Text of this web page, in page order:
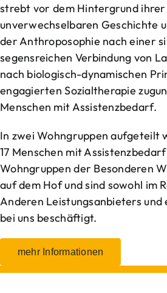
strebt vor dem Hintergrund ihrer
unverwechselbaren Geschichte
der Anthroposophie nach einer
segensreichen Verbindung von
nach biologisch-dynamischen
engagierten Sozialtherapie
Menschen mit Assistenzbedarf.
In zwei Wohngruppen aufgeteilt
17 Menschen mit
Wohngruppen der Besonderen
auf dem Hof und sind sowohl im
Anderen Leistungsanbieters und
bei uns beschäftigt.
mehr Informationen